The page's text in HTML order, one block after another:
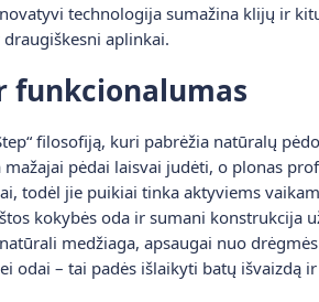
technologija sumažina klijų ir
aplinkai.
funkcionalumas
filosofiją, kuri pabrėžia natūralų
pėdai laisvai judėti, o plonas
todėl jie puikiai tinka aktyviems
kokybės oda ir sumani konstrukcija
medžiaga, apsaugai nuo
odai – tai padės išlaikyti batų išvaizdą